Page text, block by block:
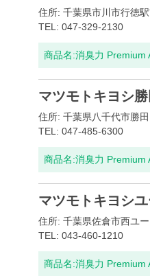
住所: 千葉県市川市行徳
TEL: 047-329-2130
商品名:消臭力 Premium
マツモトキヨシ
住所: 千葉県八千代市勝
TEL: 047-485-6300
商品名:消臭力 Premium
マツモトキヨシ
住所: 千葉県佐倉市西ユ
TEL: 043-460-1210
商品名:消臭力 Premium